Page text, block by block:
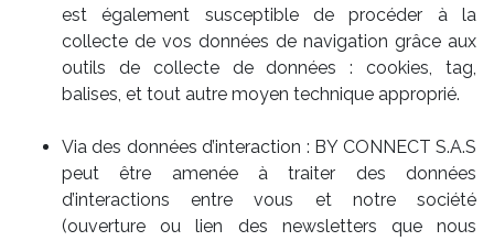
est également susceptible de procéder à la
collecte de vos données de navigation grâce aux
outils de collecte de données : cookies, tag,
balises, et tout autre moyen technique approprié.
Via des données d’interaction : BY CONNECT S.A.S
peut être amenée à traiter des données
d’interactions entre vous et notre société
(ouverture ou lien des newsletters que nous